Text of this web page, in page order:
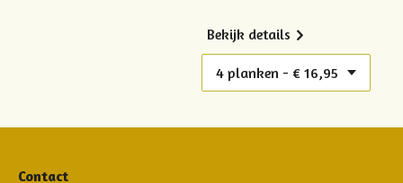
Bekijk details
Contact